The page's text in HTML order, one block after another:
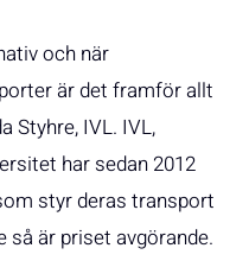
och när
är det framför allt
Styhre, IVL. IVL,
har sedan 2012
styr deras transport
så är priset avgörande.